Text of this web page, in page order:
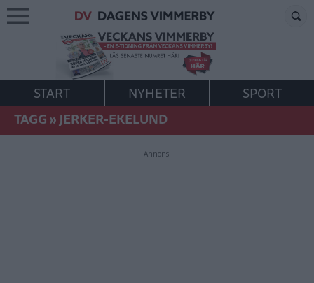
START NYHETER
SPORT
TAGG»JERKER-EKELUND
Annons: